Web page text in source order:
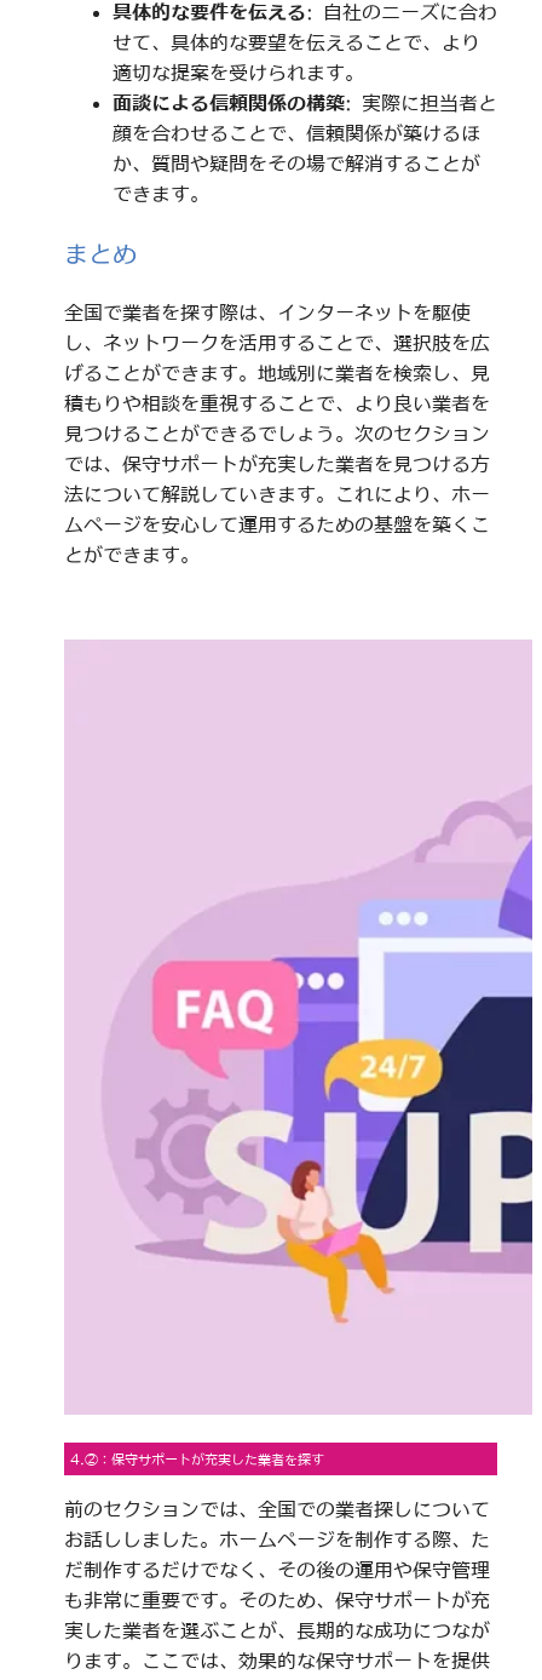
具体的な要件を伝える: 自社のニーズに合わ
せて、具体的な要望を伝えることで、より
適切な提案を受けられます。
面談による信頼関係の構築: 実際に担当者と
顔を合わせることで、信頼関係が築けるほ
か、質問や疑問をその場で解消することが
できます。
まとめ
全国で業者を探す際は、インターネットを駆使
し、ネットワークを活用することで、選択肢を広
げることができます。地域別に業者を検索し、見
積もりや相談を重視することで、より良い業者を
見つけることができるでしょう。次のセクション
では、保守サポートが充実した業者を見つける方
法について解説していきます。これにより、ホー
ムページを安心して運用するための基盤を築くこ
とができます。
4.②：保守サポートが充実した業者を探す
前のセクションでは、全国での業者探しについて
お話ししました。ホームページを制作する際、た
だ制作するだけでなく、その後の運用や保守管理
も非常に重要です。そのため、保守サポートが充
実した業者を選ぶことが、長期的な成功につなが
ります。ここでは、効果的な保守サポートを提供